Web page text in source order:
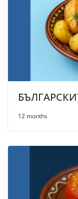
12 months